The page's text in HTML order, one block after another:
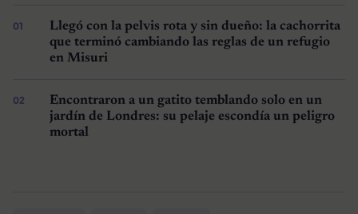
Llegó con la pelvis rota y sin dueño: la cachorrita
que terminó cambiando las reglas de un refugio
en Misuri
Encontraron a un gatito temblando solo en un
jardín de Londres: su pelaje escondía un peligro
mortal